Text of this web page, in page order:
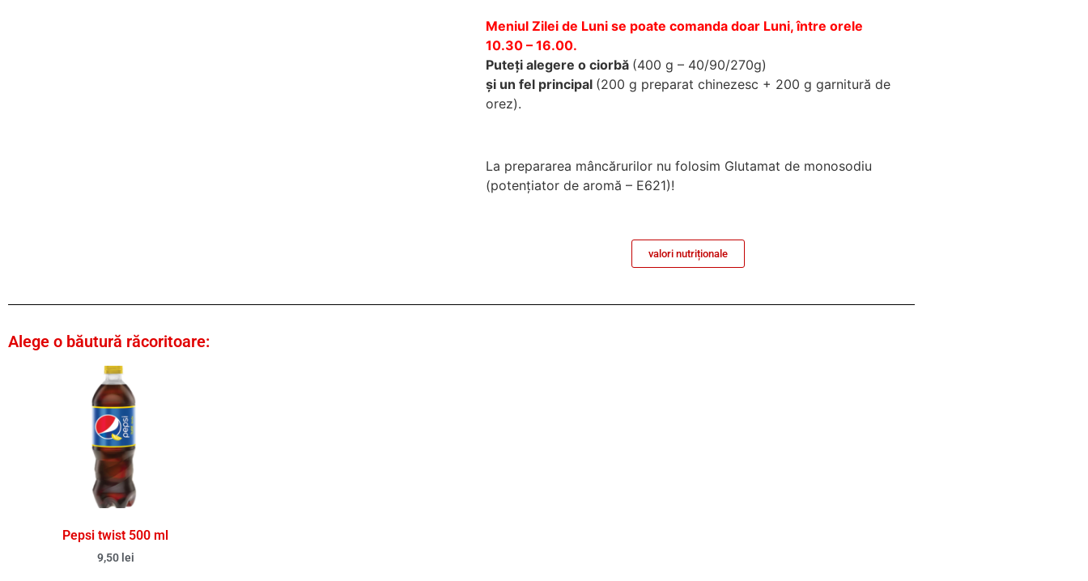
Meniul Zilei de Luni se poate comanda doar Luni, între orele
10.30 – 16.00.
Puteţi alegere o ciorbă (400 g – 40/90/270g)
şi un fel principal (200 g preparat chinezesc + 200 g garnitură de
orez).
La prepararea mâncărurilor nu folosim Glutamat de monosodiu
(potenţiator de aromă – E621)!
valori nutriționale
Alege o băutură răcoritoare:
Pepsi twist 500 ml
9,50 lei